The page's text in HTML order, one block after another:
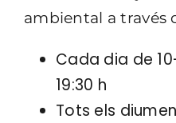
ambiental a través
Cada dia de
19:30 h
Tots els